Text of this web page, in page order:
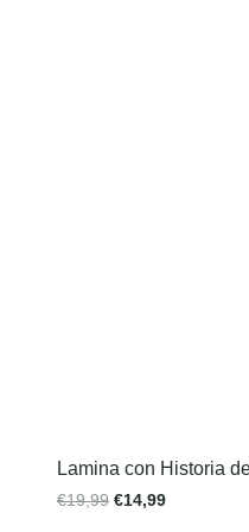
Lamina con Historia
€19,99 €14,99